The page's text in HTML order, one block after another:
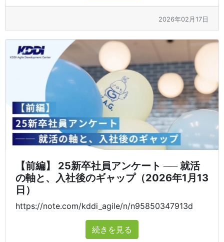
2026年02月17日
【前編】 25新卒社員アンケート ── 就活
の軸と、入社後のギャップ（2026年1月13
日）
https://note.com/kddi_agile/n/n95850347913d
続きを見る